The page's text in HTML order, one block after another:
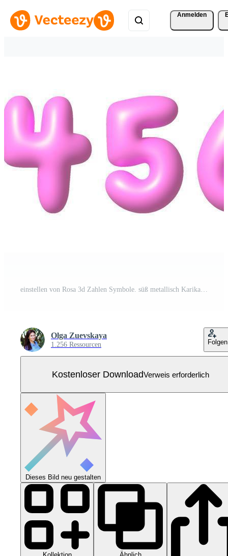
Anmelden
einstellen von Rosa 3d Zahlen Symbole. süß metallisch Karikatur Mathematik Schriftart mit glänzend hell Höhepunkte. 3d realistisch Vektor Design Element. Kostenloser Vektor
Olga Zuevskaya
1.256 Ressourcen Folgen
Kostenloser DownloadVerweis erforderlich
Dieses Bild neu gestalten